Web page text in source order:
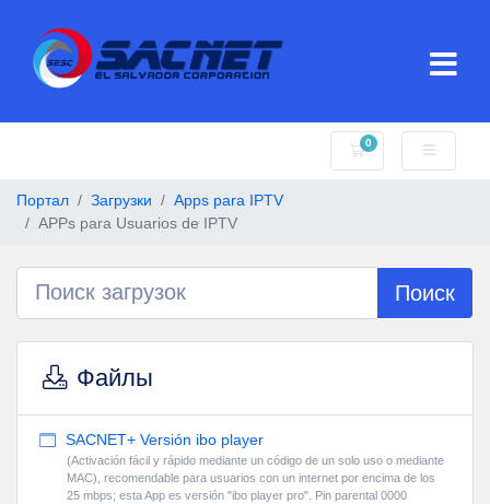
0
Корзина
Портал Загрузки
Apps para IPTV
APPs para Usuarios de IPTV
Поиск
Файлы
SACNET+ Versión ibo player
(Activación fácil y rápido mediante un código de un solo uso o mediante
MAC), recomendable para usuarios con un internet por encima de los
25 mbps; esta App es versión "ibo player pro". Pin parental 0000